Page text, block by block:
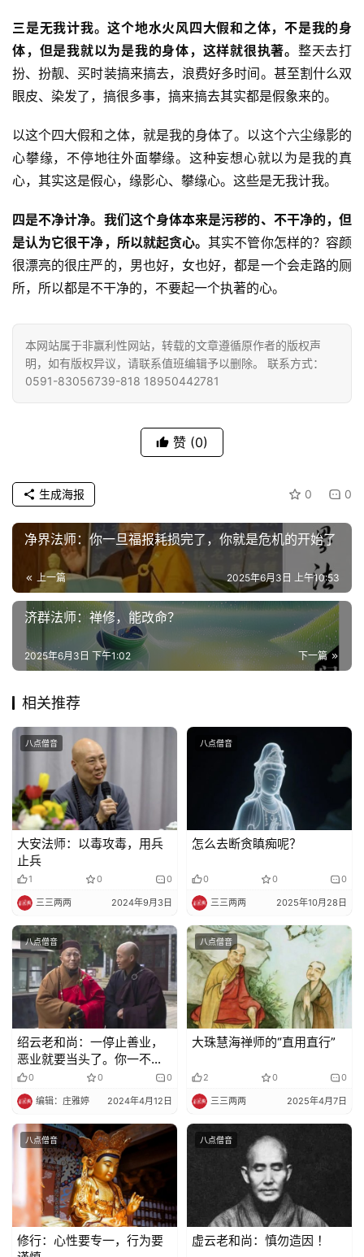
题
公
益
善
佛
人
物
寺
巡
礼
视
教
术
政
法
免
责
明
登录 注册
三是无我计我。这个地水火风四大假和之体，不是我的身
体，但是我就以为是我的身体，这样就很执著。 整天去打
扮、扮靓、买时装搞来搞去，浪费好多时间。甚至割什么双
眼皮、染发了，搞很多事，搞来搞去其实都是假象来的。
以这个四大假和之体，就是我的身体了。以这个六尘缘影的
心攀缘，不停地往外面攀缘。这种妄想心就以为是我的真
心，其实这是假心，缘影心、攀缘心。这些是无我计我。
四是不净计净。我们这个身体本来是污秽的、不干净的，但
是认为它很干净，所以就起贪心。其实不管你怎样的？容颜
很漂亮的很庄严的，男也好，女也好，都是一个会走路的厕
所，所以都是不干净的，不要起一个执著的心。
本网站属于非赢利性网站，转载的文章遵循原作者的版权声
明，如有版权异议，请联系值班编辑予以删除。 联系方式：
0591-83056739-818 18950442781
赞 (0)
0 0
生成海报
净界法师：你一旦福报耗损完了，你就是危机的开始了
上一篇 2025年6月3日 上午10:53
济群法师：禅修，能改命？
下一篇
2025年6月3日 下午1:02
相关推荐
八点僧音
大安法师：以毒攻毒，用兵
止兵
1 0 0
三三两两 2024年9月3日
八点僧音
怎么去断贪瞋痴呢？
0 0 0
三三两两 2025年10月28日
八点僧音
绍云老和尚：一停止善业，
恶业就要当头了。你一不念
佛拜佛不诵经，五欲妄想就
来了
0 0 0
编辑：庄雅婷 2024年4月12日
八点僧音
大珠慧海禅师的“直用直行”
2 0 0
三三两两 2025年4月7日
八点僧音
修行：心性要专一，行为要
八点僧音
虚云老和尚：慎勿造因 ！